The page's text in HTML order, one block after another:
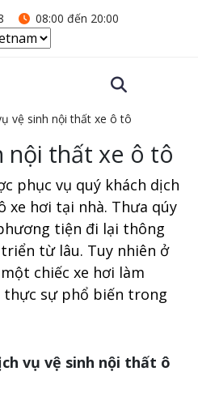
08:00 đến 20:00
vệ sinh nội thất xe ô tô
nội thất xe ô tô
phục vụ quý khách dịch
xe hơi tại nhà. Thưa qúy
tiện đi lại thông
từ lâu. Tuy nhiên ở
chiếc xe hơi làm
sự phổ biến trong
vụ vệ sinh nội thất ô